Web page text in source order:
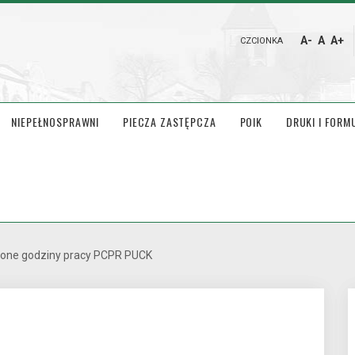
CZCIONKA A- A A+
NIEPEŁNOSPRAWNI PIECZA ZASTĘPCZA POIK DRUKI I
godziny pracy PCPR PUCK